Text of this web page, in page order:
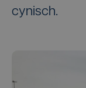
cynisch.